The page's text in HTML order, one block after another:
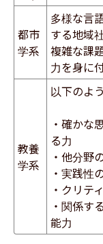
都市
学系
多様な言
する地域
複雑な課
力を身に
教養
学系
以下のよ
・ 確かな
る力
・他分野
・ 実践性
・ クリテ
・ 関係す
能力